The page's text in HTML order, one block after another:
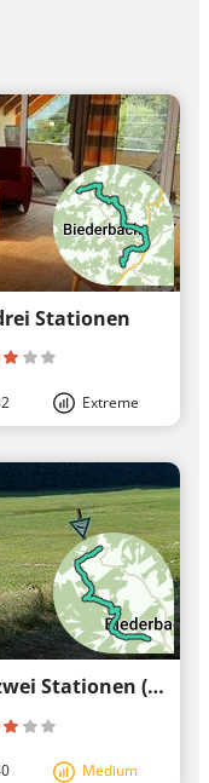
Stationen
Extreme
Biederbacher Tapas-Tour mit zwei Stationen (1)
Medium